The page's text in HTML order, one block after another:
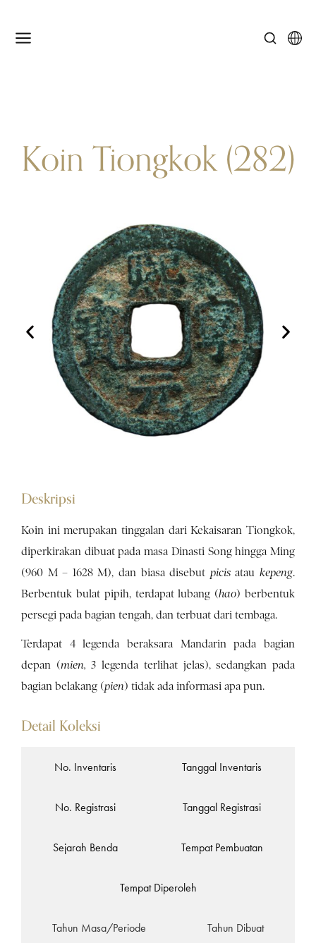
Koin Tiongkok (282)
Deskripsi
Koin ini merupakan tinggalan dari Kekaisaran Tiongkok,
diperkirakan dibuat pada masa Dinasti Song hingga Ming
(960 M – 1628 M), dan biasa disebut picisataukepeng.
Berbentuk bulat pipih, terdapat lubang (hao) berbentuk
persegi pada bagian tengah, dan terbuat dari tembaga.
Terdapat 4 legenda beraksara Mandarin pada bagian
depan (mien, 3 legenda terlihat jelas), sedangkan pada
bagian belakang (pien) tidak ada informasi apa pun.
Detail Koleksi
No. Inventaris Tanggal Inventaris
No. Registrasi Tanggal Registrasi
Sejarah Benda Tempat Pembuatan
Tempat Diperoleh
Tahun Masa/Periode Tahun Dibuat